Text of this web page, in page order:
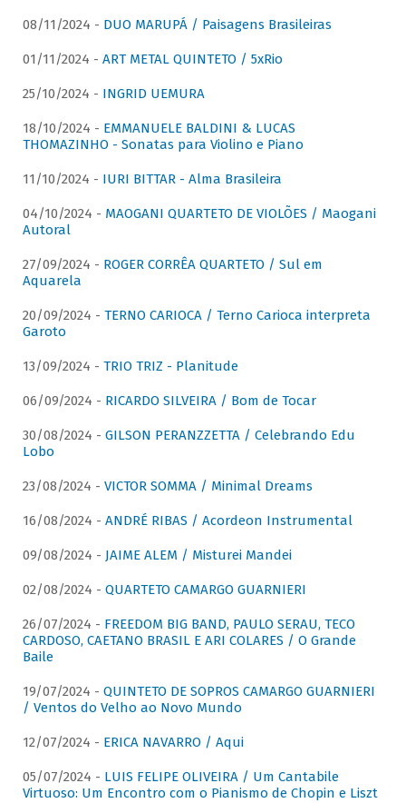
08/11/2024 - DUO MARUPÁ / Paisagens Brasileiras
01/11/2024 - ART METAL QUINTETO / 5xRio
25/10/2024 - INGRID UEMURA
18/10/2024 - EMMANUELE BALDINI & LUCAS
THOMAZINHO - Sonatas para Violino e Piano
11/10/2024 - IURI BITTAR - Alma Brasileira
04/10/2024 - MAOGANI QUARTETO DE VIOLÕES / Maogani
Autoral
27/09/2024 - ROGER CORRÊA QUARTETO / Sul em
Aquarela
20/09/2024 - TERNO CARIOCA / Terno Carioca interpreta
Garoto
13/09/2024 - TRIO TRIZ - Planitude
06/09/2024 - RICARDO SILVEIRA / Bom de Tocar
30/08/2024 - GILSON PERANZZETTA / Celebrando Edu
Lobo
23/08/2024 - VICTOR SOMMA / Minimal Dreams
16/08/2024 - ANDRÉ RIBAS / Acordeon Instrumental
09/08/2024 - JAIME ALEM / Misturei Mandei
02/08/2024 - QUARTETO CAMARGO GUARNIERI
26/07/2024 - FREEDOM BIG BAND, PAULO SERAU, TECO
CARDOSO, CAETANO BRASIL E ARI COLARES / O Grande
Baile
19/07/2024 - QUINTETO DE SOPROS CAMARGO GUARNIERI
/ Ventos do Velho ao Novo Mundo
12/07/2024 - ERICA NAVARRO / Aqui
05/07/2024 - LUIS FELIPE OLIVEIRA / Um Cantabile
Virtuoso: Um Encontro com o Pianismo de Chopin e Liszt